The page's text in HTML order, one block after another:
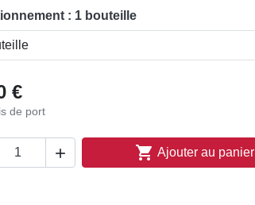
: 1 bouteille
€
de port
  Ajouter au panier